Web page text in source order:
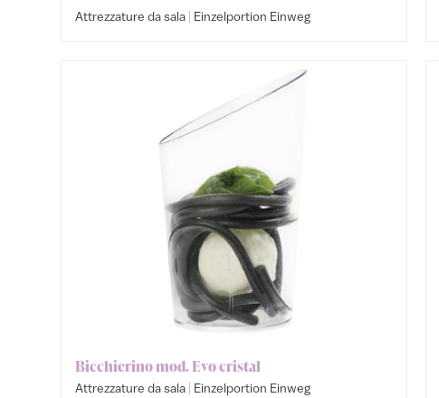
Attrezzature da sala | Einzelportion Einweg
Bicchierino mod. Evo cristal
Attrezzature da sala | Einzelportion Einweg